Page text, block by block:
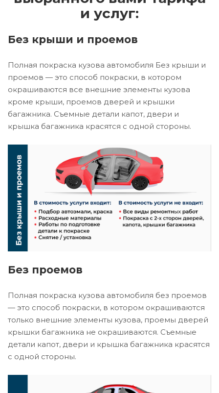
и услуг:
Без крыши и проемов
Полная покраска кузова автомобиля Без крыши и
проемов — это способ покраски, в котором
окрашиваются все внешние элементы кузова
кроме крыши, проемов дверей и крышки
багажника. Съемные детали капот, двери и
крышка багажника красятся с одной стороны.
Без проемов
Полная покраска кузова автомобиля без проемов
— это способ покраски, в котором окрашиваются
только внешние элементы кузова, проемы дверей
крышки багажника не окрашиваются. Съемные
детали капот, двери и крышка багажника красятся
с одной стороны.